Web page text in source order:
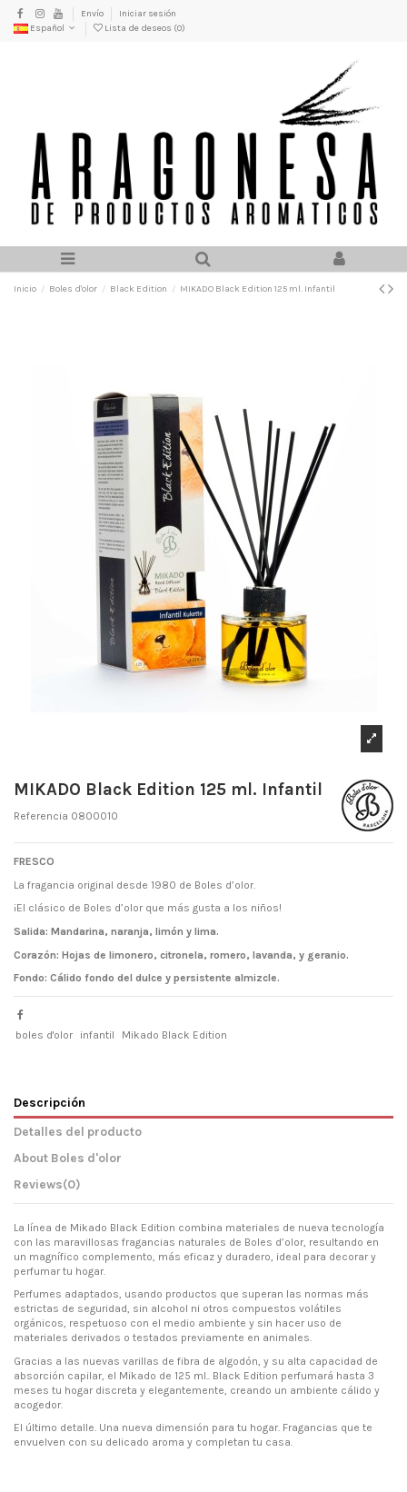
Envío
Iniciar sesión
Español
Lista de deseos (0)
Inicio Boles d'olor Black Edition MIKADO Black Edition 125 ml. Infantil
MIKADO Black Edition 125 ml. Infantil
Referencia 0800010
FRESCO
La fragancia original desde 1980 de Boles d’olor.
¡El clásico de Boles d’olor que más gusta a los niños!
Salida: Mandarina, naranja, limón y lima.
Corazón: Hojas de limonero, citronela, romero, lavanda, y geranio.
Fondo: Cálido fondo del dulce y persistente almizcle.
boles d'olor infantil Mikado Black Edition
Descripción
Detalles del producto
About Boles d'olor
Reviews(0)
La línea de Mikado Black Edition combina materiales de nueva tecnología
con las maravillosas fragancias naturales de Boles d’olor, resultando en
un magnífico complemento, más eficaz y duradero, ideal para decorar y
perfumar tu hogar.
Perfumes adaptados, usando productos que superan las normas más
estrictas de seguridad, sin alcohol ni otros compuestos volátiles
orgánicos, respetuoso con el medio ambiente y sin hacer uso de
materiales derivados o testados previamente en animales.
Gracias a las nuevas varillas de fibra de algodón, y su alta capacidad de
absorción capilar, el Mikado de 125 ml.. Black Edition perfumará hasta 3
meses tu hogar discreta y elegantemente, creando un ambiente cálido y
acogedor.
El último detalle. Una nueva dimensión para tu hogar. Fragancias que te
envuelven con su delicado aroma y completan tu casa.